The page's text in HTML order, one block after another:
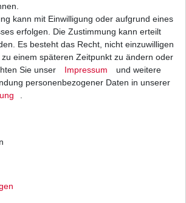
von
kann mit Einwilligung oder aufgrund eines
erfolgen. Die Zustimmung kann erteilt
Es besteht das Recht, nicht einzuwilligen
einem späteren Zeitpunkt zu ändern oder
Sie unser
Impressum
und weitere
personenbezogener Daten in unserer